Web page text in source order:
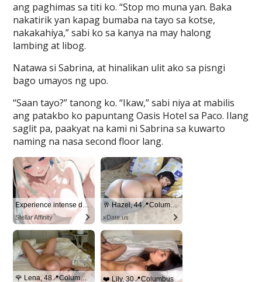
ang paghimas sa titi ko. “Stop mo muna yan. Baka
nakatirik yan kapag bumaba na tayo sa kotse,
nakakahiya,” sabi ko sa kanya na may halong
lambing at libog.
Natawa si Sabrina, at hinalikan ulit ako sa pisngi
bago umayos ng upo.
“Saan tayo?” tanong ko. “Ikaw,” sabi niya at mabilis
ang patakbo ko papuntang Oasis Hotel sa Paco. Ilang
saglit pa, paakyat na kami ni Sabrina sa kuwarto
naming na nasa second floor lang.